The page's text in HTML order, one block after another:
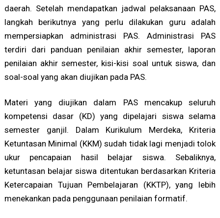
daerah. Setelah mendapatkan jadwal pelaksanaan PAS,
langkah berikutnya yang perlu dilakukan guru adalah
mempersiapkan administrasi PAS. Administrasi PAS
terdiri dari panduan penilaian akhir semester, laporan
penilaian akhir semester, kisi-kisi soal untuk siswa, dan
soal-soal yang akan diujikan pada PAS.
Materi yang diujikan dalam PAS mencakup seluruh
kompetensi dasar (KD) yang dipelajari siswa selama
semester ganjil. Dalam Kurikulum Merdeka, Kriteria
Ketuntasan Minimal (KKM) sudah tidak lagi menjadi tolok
ukur pencapaian hasil belajar siswa. Sebaliknya,
ketuntasan belajar siswa ditentukan berdasarkan Kriteria
Ketercapaian Tujuan Pembelajaran (KKTP), yang lebih
menekankan pada penggunaan penilaian formatif.